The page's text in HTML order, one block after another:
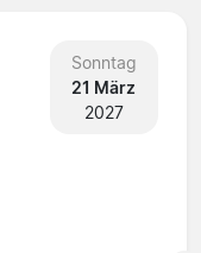
Sonntag
21 März
2027